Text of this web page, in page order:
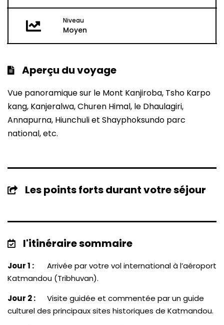
Niveau
Moyen
Aperçu du voyage
Vue panoramique sur le Mont Kanjiroba, Tsho Karpo
kang, Kanjeralwa, Churen Himal, le Dhaulagiri,
Annapurna, Hiunchuli et Shayphoksundo parc
national, etc.
Les points forts durant votre séjour
l'itinéraire sommaire
Jour 1 :
Arrivée par votre vol international à l’aéroport
Katmandou (Tribhuvan).
Jour 2 :
Visite guidée et commentée par un guide
culturel des principaux sites historiques de Katmandou.